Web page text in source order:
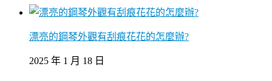
漂亮的鋼琴外觀有刮痕花花的怎麼辦?
2025 年 1 月 18 日